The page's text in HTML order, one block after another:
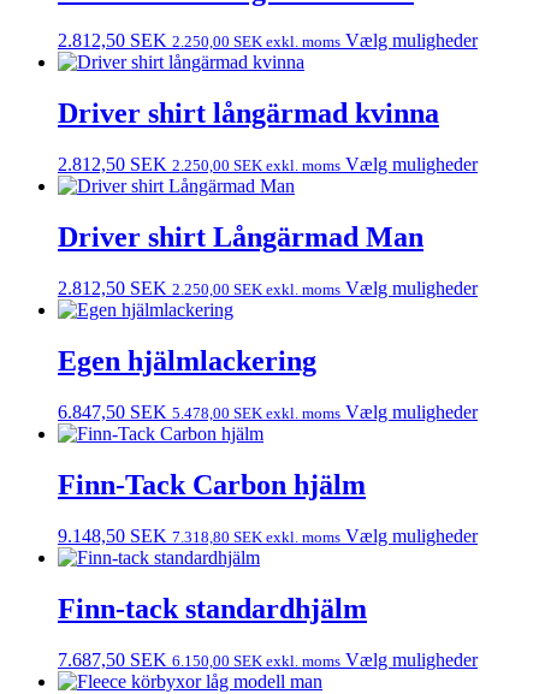
2.812,50 SEK 2.250,00 SEK exkl. moms Vælg muligheder
Driver shirt långärmad kvinna
2.812,50 SEK 2.250,00 SEK exkl. moms Vælg muligheder
Driver shirt Långärmad Man
2.812,50 SEK 2.250,00 SEK exkl. moms Vælg muligheder
Egen hjälmlackering
6.847,50 SEK 5.478,00 SEK exkl. moms Vælg muligheder
Finn-Tack Carbon hjälm
9.148,50 SEK 7.318,80 SEK exkl. moms Vælg muligheder
Finn-tack standardhjälm
7.687,50 SEK 6.150,00 SEK exkl. moms Vælg muligheder